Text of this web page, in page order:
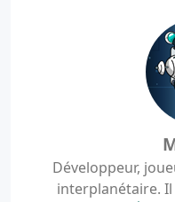
Développeur,
interplanétaire.